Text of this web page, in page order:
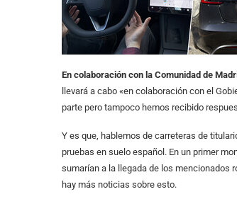
En colaboración con la Comunidad de
llevará a cabo «en colaboración con el
parte pero tampoco hemos recibido
Y es que, hablemos de carreteras de
pruebas en suelo español. En un primer
sumarían a la llegada de los mencionados
hay más noticias sobre esto.